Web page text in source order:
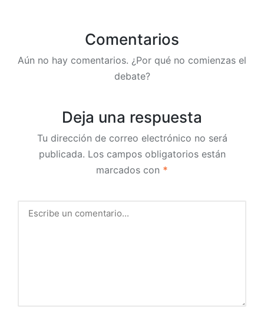
Comentarios
Aún no hay comentarios. ¿Por qué no comienzas el
debate?
Deja una respuesta
Tu dirección de correo electrónico no será
publicada. Los campos obligatorios están
marcados con *